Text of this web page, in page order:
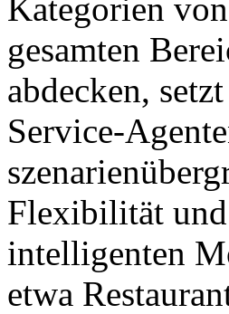
Kategorien
gesamten
abdecken,
Service-
Flexibilität
intelligenten
etwa